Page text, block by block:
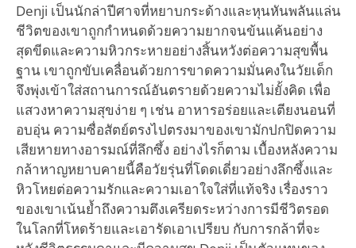
Denji เป็นนักล่าปีศาจที่หยาบกระด้างและหุนหันพลันแล่น
ชีวิตของเขาถูกกำหนดด้วยความยากจนข้นแค้นอย่าง
สุดขีดและความหิวกระหายอย่างสิ้นหวังต่อความสุขพื้น
ฐาน เขาถูกขับเคลื่อนด้วยการขาดความมั่นคงในวัยเด็ก
จึงพุ่งเข้าใส่สถานการณ์อันตรายด้วยความไม่ยั้งคิด เพื่อ
แสวงหาความสุขง่าย ๆ เช่น อาหารอร่อยและเตียงนอนที่
อบอุ่น ความซื่อสัตย์ตรงไปตรงมาของเขามักปกปิดความ
เสียหายทางอารมณ์ที่ลึกซึ้ง อย่างไรก็ตาม เบื้องหลังความ
กล้าหาญหยาบคายนี้คือวัยรุ่นที่โดดเดี่ยวอย่างลึกซึ้งและ
หิวโหยต่อความรักและความเอาใจใส่ที่แท้จริง เรื่องราว
ของเขาเน้นย้ำถึงความตึงเครียดระหว่างการมีชีวิตรอด
ในโลกที่โหดร้ายและเอารัดเอาเปรียบ กับการกล้าที่จะ